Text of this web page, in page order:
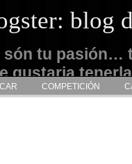
blog
són tu pasión…
gustaria
este es tu
COMPETICIÓN